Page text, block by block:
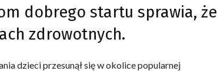
dobrego startu sprawia, że
zdrowotnych.
dzieci przesunął się w okolice popularnej